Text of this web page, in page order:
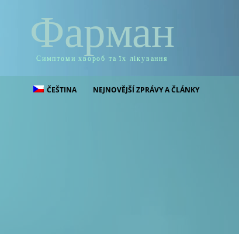
Фарман
Симптоми хвороб та їх лікування
ČEŠTINA NEJNOVĚJŠÍ ZPRÁVY A ČLÁNKY